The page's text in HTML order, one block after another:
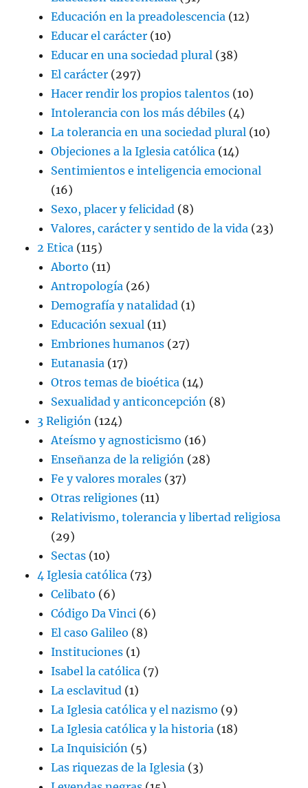
Educación en la preadolescencia (12)
Educar el carácter (10)
Educar en una sociedad plural (38)
El carácter (297)
Hacer rendir los propios talentos (10)
Intolerancia con los más débiles (4)
La tolerancia en una sociedad plural (10)
Objeciones a la Iglesia católica (14)
Sentimientos e inteligencia emocional
(16)
Sexo, placer y felicidad (8)
Valores, carácter y sentido de la vida (23)
2 Etica (115)
Aborto (11)
Antropología (26)
Demografía y natalidad (1)
Educación sexual (11)
Embriones humanos (27)
Eutanasia (17)
Otros temas de bioética (14)
Sexualidad y anticoncepción (8)
3 Religión (124)
Ateísmo y agnosticismo (16)
Enseñanza de la religión (28)
Fe y valores morales (37)
Otras religiones (11)
Relativismo, tolerancia y libertad religiosa
(29)
Sectas (10)
4 Iglesia católica (73)
Celibato (6)
Código Da Vinci (6)
El caso Galileo (8)
Instituciones (1)
Isabel la católica (7)
La esclavitud (1)
La Iglesia católica y el nazismo (9)
La Iglesia católica y la historia (18)
La Inquisición (5)
Las riquezas de la Iglesia (3)